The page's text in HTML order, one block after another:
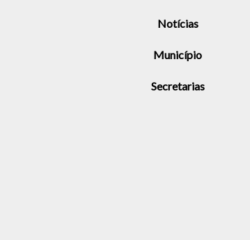
Notícias
Município
Secretarias